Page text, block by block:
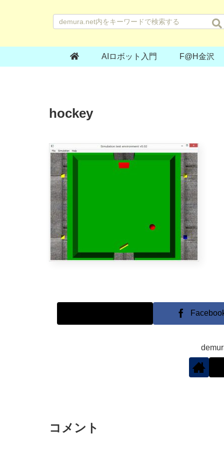
AIロボット入門 F@H金沢
hockey
コメント